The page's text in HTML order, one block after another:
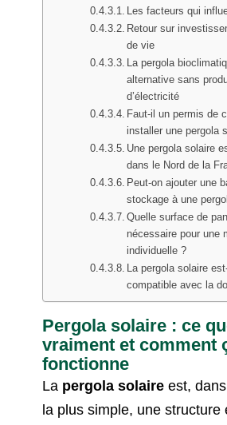
Les facteurs qui
Retour sur
de vie
La pergola
alternative sans
d’électricité
Faut-il un permis de
installer une pergola
Une pergola solaire
dans le Nord de la
Peut-on ajouter une
stockage à une
Quelle surface de
nécessaire pour une
individuelle ?
La pergola solaire
compatible avec la
Pergola solaire : ce
vraiment et comment
fonctionne
La pergola solaire est,
la plus simple, une structure